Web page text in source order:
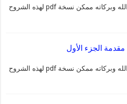
السلام عليكم ورحمة الله وبركاته ممكن نسخة pdf لهذه الشروح
مقدمة الجزء الأول
السلام عليكم ورحمة الله وبركاته ممكن نسخة pdf لهذه الشروح